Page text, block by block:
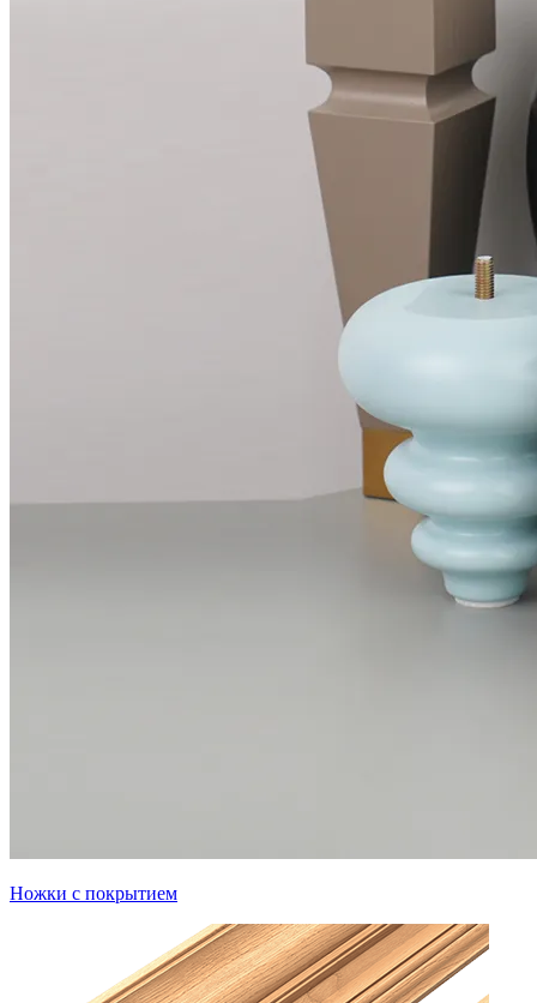
Ножки с покрытием